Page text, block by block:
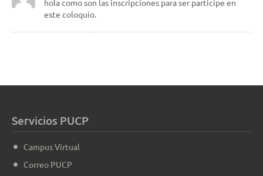
hola como son las inscripciones para ser participe en
este coloquio.
Servicios PUCP
Campus Virtual
Correo PUCP